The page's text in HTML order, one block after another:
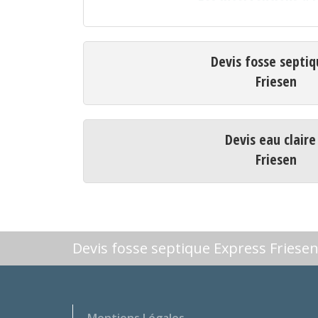
Devis fosse
Friesen
Devis eau
Friesen
Devis fosse septique Express Friesen